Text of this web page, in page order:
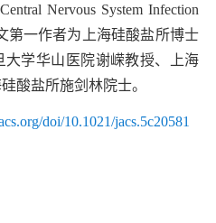
Nervous System Infection
第一作者为上海硅酸盐所博士
大学华山医院谢嵘教授、上海
酸盐所施剑林院士。
doi/10.1021/jacs.5c20581